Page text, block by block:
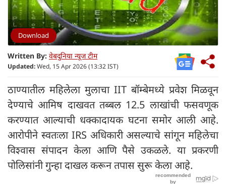
Download
Written By: वेबदुनिया न्यूज टीम
Updated:Wed, 15 Apr 2026 (13:32 IST)
ठाण्यातील महिलेला मुलाचा IIT बॉम्बेमध्ये प्रवेश मिळवून
देण्याचे आमिष दाखवत तब्बल 12.5 लाखांची फसवणूक
करण्यात आल्याची धक्कादायक घटना समोर आली आहे.
आरोपीने स्वतःला IRS अधिकारी असल्याचे सांगून महिलेचा
विश्वास संपादन केला आणि पैसे उकळले. या प्रकरणी
पोलिसांनी गुन्हा दाखल करून तपास सुरू केला आहे.